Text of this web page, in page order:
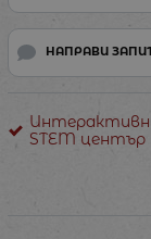
НАПРАВИ
STEM център